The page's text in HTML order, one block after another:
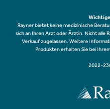
Rayner bietet keine medizinische
sich an Ihren Arzt oder Ärztin. Nicht alle
Verkauf zugelassen. Weitere
Produkten erhalten Sie bei
2022-